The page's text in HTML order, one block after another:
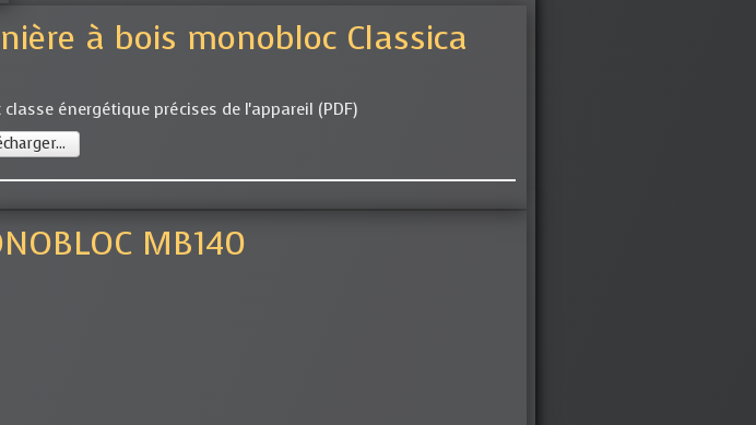
à bois monobloc Classica
énergétique précises de l'appareil (PDF)
MB140